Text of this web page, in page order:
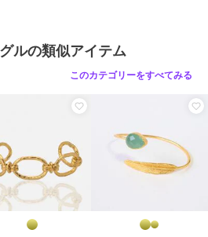
ルの類似アイテム
このカテゴリーをすべてみる